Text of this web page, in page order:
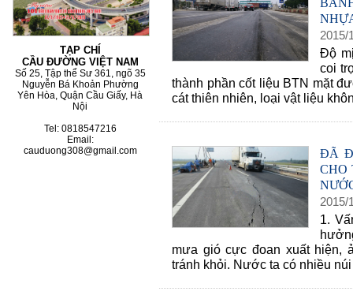
TẠP CHÍ
CẦU ĐƯỜNG VIỆT NAM
Số 25, Tập thể Sư 361, ngõ 35
Nguyễn Bá Khoản Phường
Yên Hòa, Quận Cầu Giấy, Hà
Nội
Tel: 0818547216
Email:
cauduong308@gmail.com
2015/
Độ
coi
thành phần cốt liệu BTN mặt
cát thiên nhiên, loại vật liệu
ĐÃ
CHO
2015/
1.
mưa gió cực đoan xuất hiện,
tránh khỏi. Nước ta có nhiều